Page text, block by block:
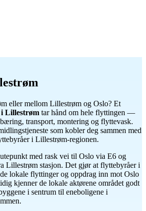
eller mellom Lillestrøm og Oslo? Et
Lillestrøm tar hånd om hele flyttingen —
transport, montering og flyttevask.
som kobler deg sammen med
i Lillestrøm-regionen.
med rask vei til Oslo via E6 og
Lillestrøm stasjon. Det gjør at flyttebyråer i
lokale flyttinger og oppdrag inn mot Oslo
kjenner de lokale aktørene området godt
i sentrum til eneboligene i